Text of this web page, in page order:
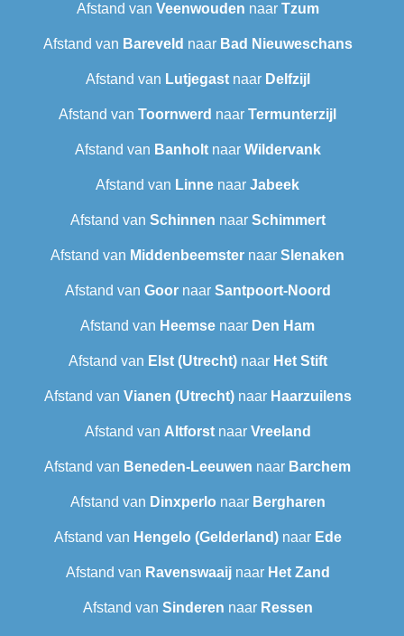
Afstand van Veenwouden naar Tzum
Afstand van Bareveld naar Bad Nieuweschans
Afstand van Lutjegastnaar Delfzijl
Afstand van Toornwerd naar Termunterzijl
Afstand van Banholtnaar Wildervank
Afstand van Linne naar Jabeek
Afstand van Schinnen naar Schimmert
Afstand van Middenbeemster naar Slenaken
Afstand van Goornaar Santpoort-Noord
Afstand van Heemse naar Den Ham
Afstand van Elst (Utrecht)naar Het Stift
Afstand van Vianen (Utrecht)naar Haarzuilens
Afstand van Altforstnaar Vreeland
Afstand van Beneden-Leeuwen naar Barchem
Afstand van Dinxperlo naar Bergharen
Afstand van Hengelo (Gelderland)naar Ede
Afstand van Ravenswaaijnaar Het Zand
Afstand van Sinderen naar Ressen